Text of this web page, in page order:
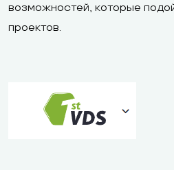
возможностей, которые
проектов.